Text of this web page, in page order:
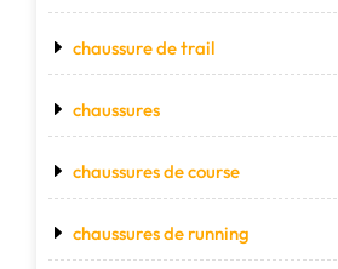
chaussure de trail
chaussures
chaussures de course
chaussures de running